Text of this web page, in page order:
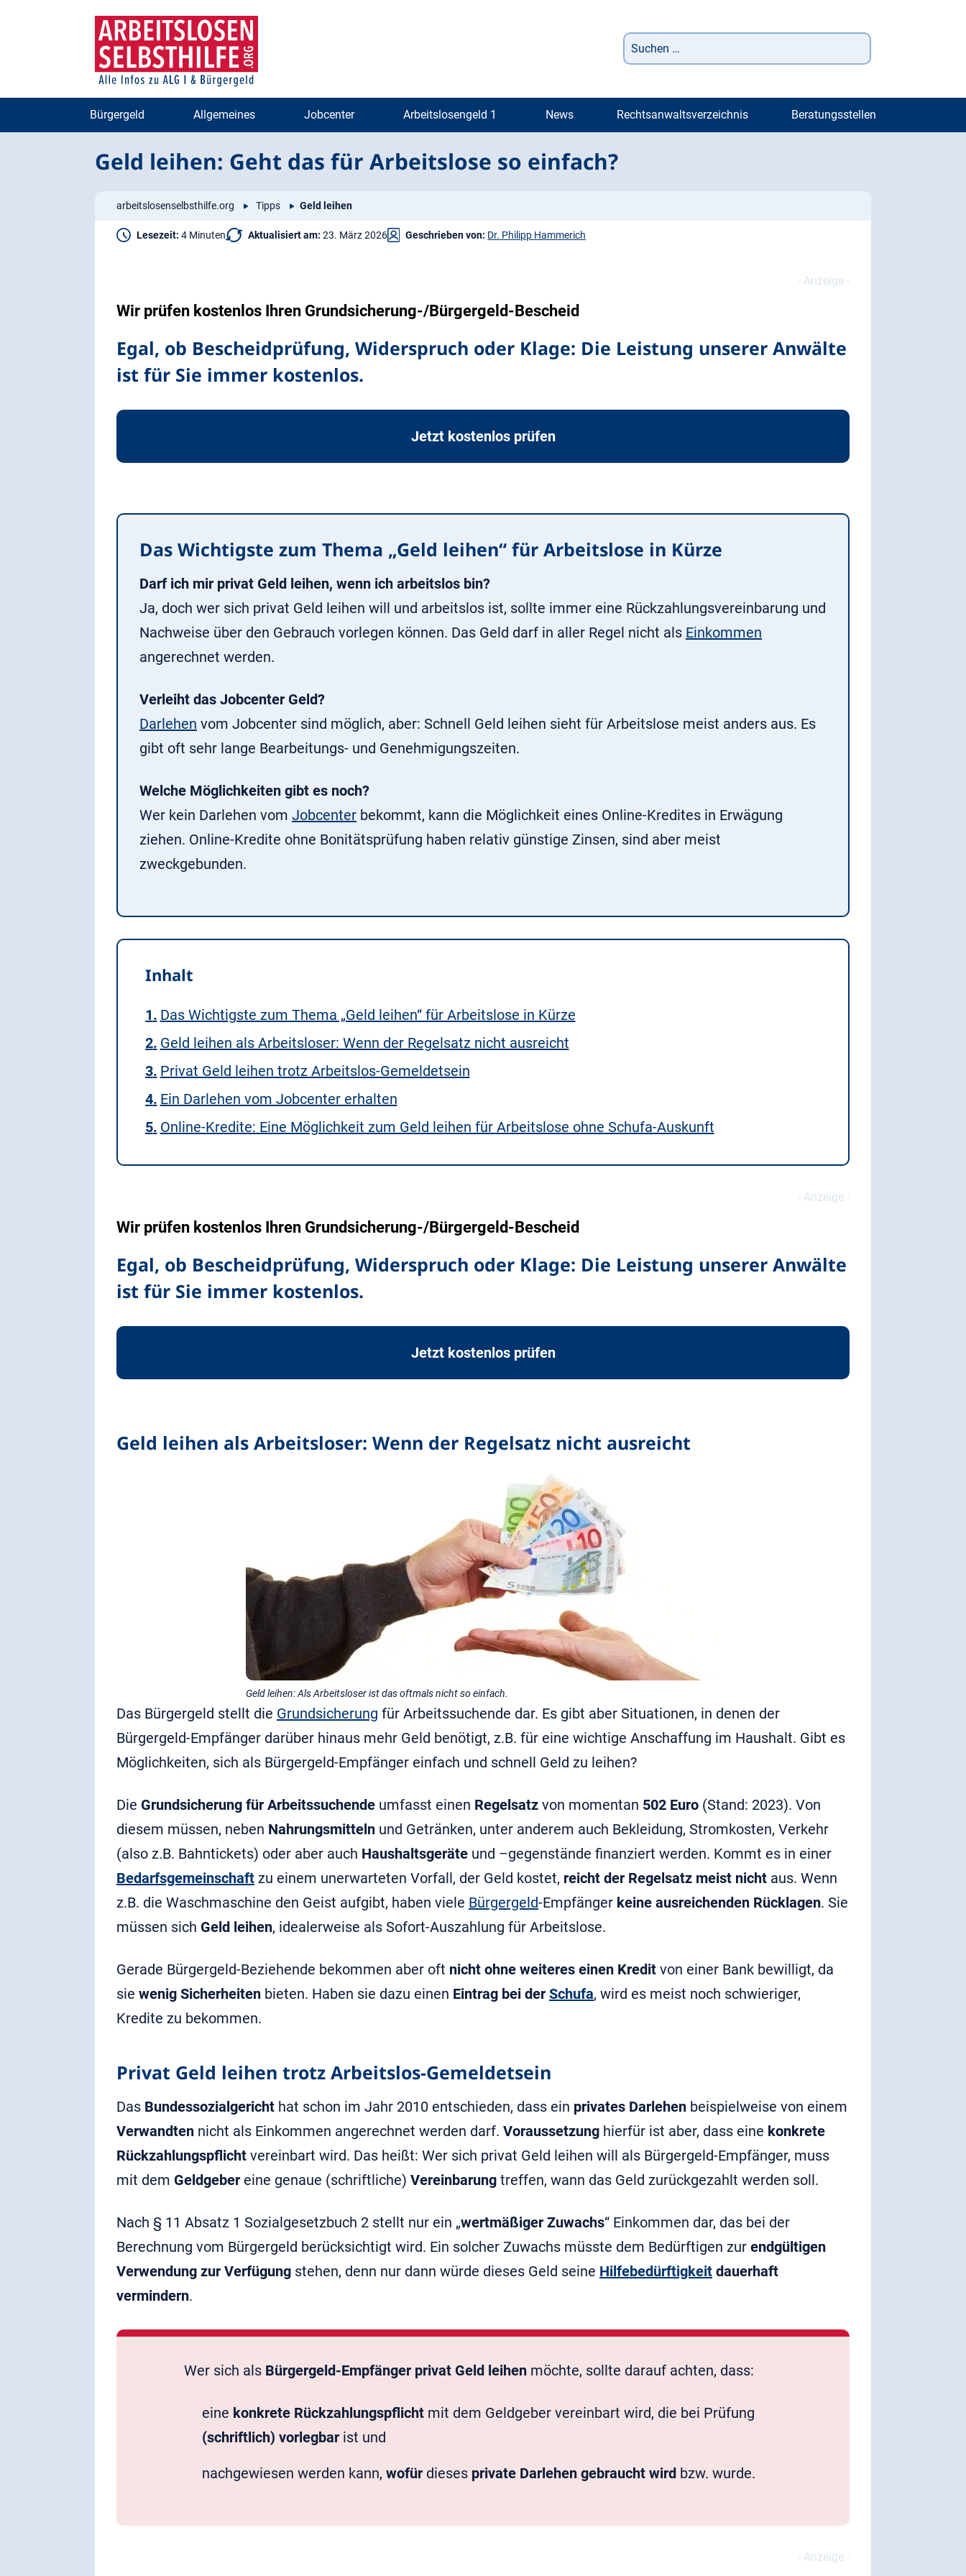
Bürgergeld Allgemeines Jobcenter Arbeitslosengeld 1 News Rechtsanwaltsverzeichnis Beratungsstellen
Geld leihen: Geht das für Arbeitslose so einfach?
arbeitslosenselbsthilfe.org Tipps Geld leihen
Lesezeit: 4 Minuten Aktualisiert am: 23. März 2026 Geschrieben von: Dr. Philipp Hammerich
Wir prüfen kostenlos Ihren Grundsicherung-/Bürgergeld-Bescheid
Egal, ob Bescheidprüfung, Widerspruch oder Klage: Die Leistung unserer Anwälte
ist für Sie immer kostenlos.
Jetzt kostenlos prüfen
Das Wichtigste zum Thema „Geld leihen“ für Arbeitslose in Kürze
Darf ich mir privat Geld leihen, wenn ich arbeitslos bin?
Ja, doch wer sich privat Geld leihen will und arbeitslos ist, sollte immer eine Rückzahlungsvereinbarung und
Nachweise über den Gebrauch vorlegen können. Das Geld darf in aller Regel nicht als Einkommen
angerechnet werden.
Verleiht das Jobcenter Geld?
Darlehen vom Jobcenter sind möglich, aber: Schnell Geld leihen sieht für Arbeitslose meist anders aus. Es
gibt oft sehr lange Bearbeitungs- und Genehmigungszeiten.
Welche Möglichkeiten gibt es noch?
Wer kein Darlehen vom Jobcenter bekommt, kann die Möglichkeit eines Online-Kredites in Erwägung
ziehen. Online-Kredite ohne Bonitätsprüfung haben relativ günstige Zinsen, sind aber meist
zweckgebunden.
Inhalt
Das Wichtigste zum Thema „Geld leihen“ für Arbeitslose in Kürze
Geld leihen als Arbeitsloser: Wenn der Regelsatz nicht ausreicht
Privat Geld leihen trotz Arbeitslos-Gemeldetsein
Ein Darlehen vom Jobcenter erhalten
Online-Kredite: Eine Möglichkeit zum Geld leihen für Arbeitslose ohne Schufa-Auskunft
Wir prüfen kostenlos Ihren Grundsicherung-/Bürgergeld-Bescheid
Egal, ob Bescheidprüfung, Widerspruch oder Klage: Die Leistung unserer Anwälte
ist für Sie immer kostenlos.
Jetzt kostenlos prüfen
Geld leihen als Arbeitsloser: Wenn der Regelsatz nicht ausreicht
Geld leihen: Als Arbeitsloser ist das oftmals nicht so einfach.
Das Bürgergeld stellt die Grundsicherung für Arbeitssuchende dar. Es gibt aber Situationen, in denen der
Bürgergeld-Empfänger darüber hinaus mehr Geld benötigt, z.B. für eine wichtige Anschaffung im Haushalt. Gibt es
Möglichkeiten, sich als Bürgergeld-Empfänger einfach und schnell Geld zu leihen?
Die Grundsicherung für Arbeitssuchende umfasst einen Regelsatz von momentan 502 Euro (Stand: 2023). Von
diesem müssen, neben Nahrungsmitteln und Getränken, unter anderem auch Bekleidung, Stromkosten, Verkehr
(also z.B. Bahntickets) oder aber auch Haushaltsgeräte und –gegenstände finanziert werden. Kommt es in einer
Bedarfsgemeinschaft zu einem unerwarteten Vorfall, der Geld kostet, reicht der Regelsatz meist nicht aus. Wenn
z.B. die Waschmaschine den Geist aufgibt, haben viele Bürgergeld-Empfänger keine ausreichenden Rücklagen. Sie
müssen sich Geld leihen, idealerweise als Sofort-Auszahlung für Arbeitslose.
Gerade Bürgergeld-Beziehende bekommen aber oft nicht ohne weiteres einen Kredit von einer Bank bewilligt, da
sie wenig Sicherheiten bieten. Haben sie dazu einen Eintrag bei der Schufa, wird es meist noch schwieriger,
Kredite zu bekommen.
Privat Geld leihen trotz Arbeitslos-Gemeldetsein
Das Bundessozialgericht hat schon im Jahr 2010 entschieden, dass ein privates Darlehen beispielweise von einem
Verwandten nicht als Einkommen angerechnet werden darf. Voraussetzung hierfür ist aber, dass eine konkrete
Rückzahlungspflicht vereinbart wird. Das heißt: Wer sich privat Geld leihen will als Bürgergeld-Empfänger, muss
mit dem Geldgeber eine genaue (schriftliche) Vereinbarung treffen, wann das Geld zurückgezahlt werden soll.
Nach § 11 Absatz 1 Sozialgesetzbuch 2 stellt nur ein „wertmäßiger Zuwachs“ Einkommen dar, das bei der
Berechnung vom Bürgergeld berücksichtigt wird. Ein solcher Zuwachs müsste dem Bedürftigen zur endgültigen
Verwendung zur Verfügung stehen, denn nur dann würde dieses Geld seine Hilfebedürftigkeit dauerhaft
vermindern.
Wer sich als Bürgergeld-Empfänger privat Geld leihen möchte, sollte darauf achten, dass:
eine konkrete Rückzahlungspflicht mit dem Geldgeber vereinbart wird, die bei Prüfung
(schriftlich) vorlegbar ist und
nachgewiesen werden kann, wofür dieses private Darlehen gebraucht wird bzw. wurde.